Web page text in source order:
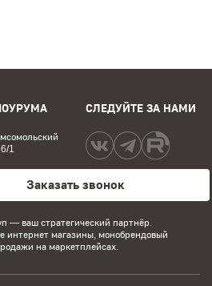
1
СЛЕДУЙТЕ ЗА НАМИ
Заказать звонок
— ваш стратегический партнёр.
интернет магазины, монобрендовый
на маркетплейсах.